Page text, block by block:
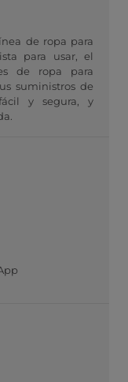
de ropa para
para usar, el
de ropa para
suministros de
y segura, y